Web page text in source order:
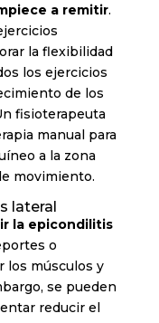
a remitir.
la flexibilidad
los ejercicios
de los
fisioterapeuta
manual para
a la zona
movimiento.
lateral
la epicondilitis
o
los músculos y
se pueden
reducir el